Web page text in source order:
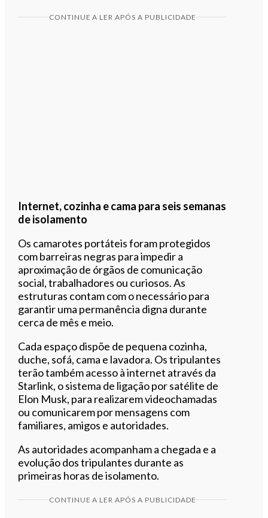
CONTINUE A LER APÓS A PUBLICIDADE
Internet, cozinha e cama para seis semanas
de isolamento
Os camarotes portáteis foram protegidos
com barreiras negras para impedir a
aproximação de órgãos de comunicação
social, trabalhadores ou curiosos. As
estruturas contam com o necessário para
garantir uma permanência digna durante
cerca de mês e meio.
Cada espaço dispõe de pequena cozinha,
duche, sofá, cama e lavadora. Os tripulantes
terão também acesso à internet através da
Starlink, o sistema de ligação por satélite de
Elon Musk, para realizarem videochamadas
ou comunicarem por mensagens com
familiares, amigos e autoridades.
As autoridades acompanham a chegada e a
evolução dos tripulantes durante as
primeiras horas de isolamento.
CONTINUE A LER APÓS A PUBLICIDADE